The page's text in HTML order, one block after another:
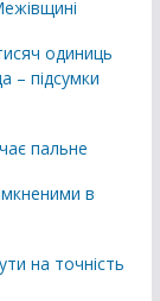
одиниць
– підсумки
пальне
в
на точність